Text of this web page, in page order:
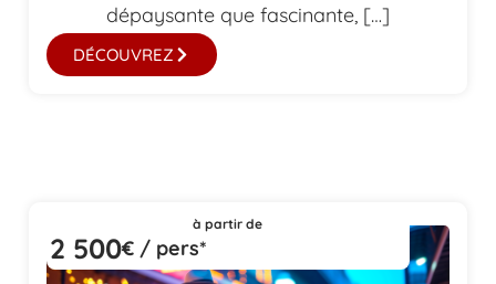
dépaysante que fascinante, […]
DÉCOUVREZ
à partir de
2 500€ / pers*